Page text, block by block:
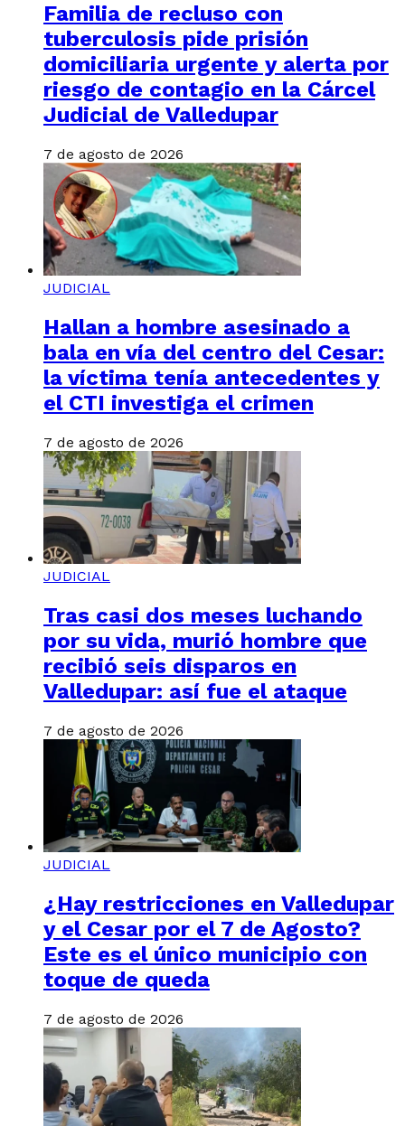
Familia de recluso con
tuberculosis pide prisión
domiciliaria urgente y alerta por
riesgo de contagio en la Cárcel
Judicial de Valledupar
7 de agosto de 2026
JUDICIAL
Hallan a hombre asesinado a
bala en vía del centro del Cesar:
la víctima tenía antecedentes y
el CTI investiga el crimen
7 de agosto de 2026
JUDICIAL
Tras casi dos meses luchando
por su vida, murió hombre que
recibió seis disparos en
Valledupar: así fue el ataque
7 de agosto de 2026
JUDICIAL
¿Hay restricciones en Valledupar
y el Cesar por el 7 de Agosto?
Este es el único municipio con
toque de queda
7 de agosto de 2026